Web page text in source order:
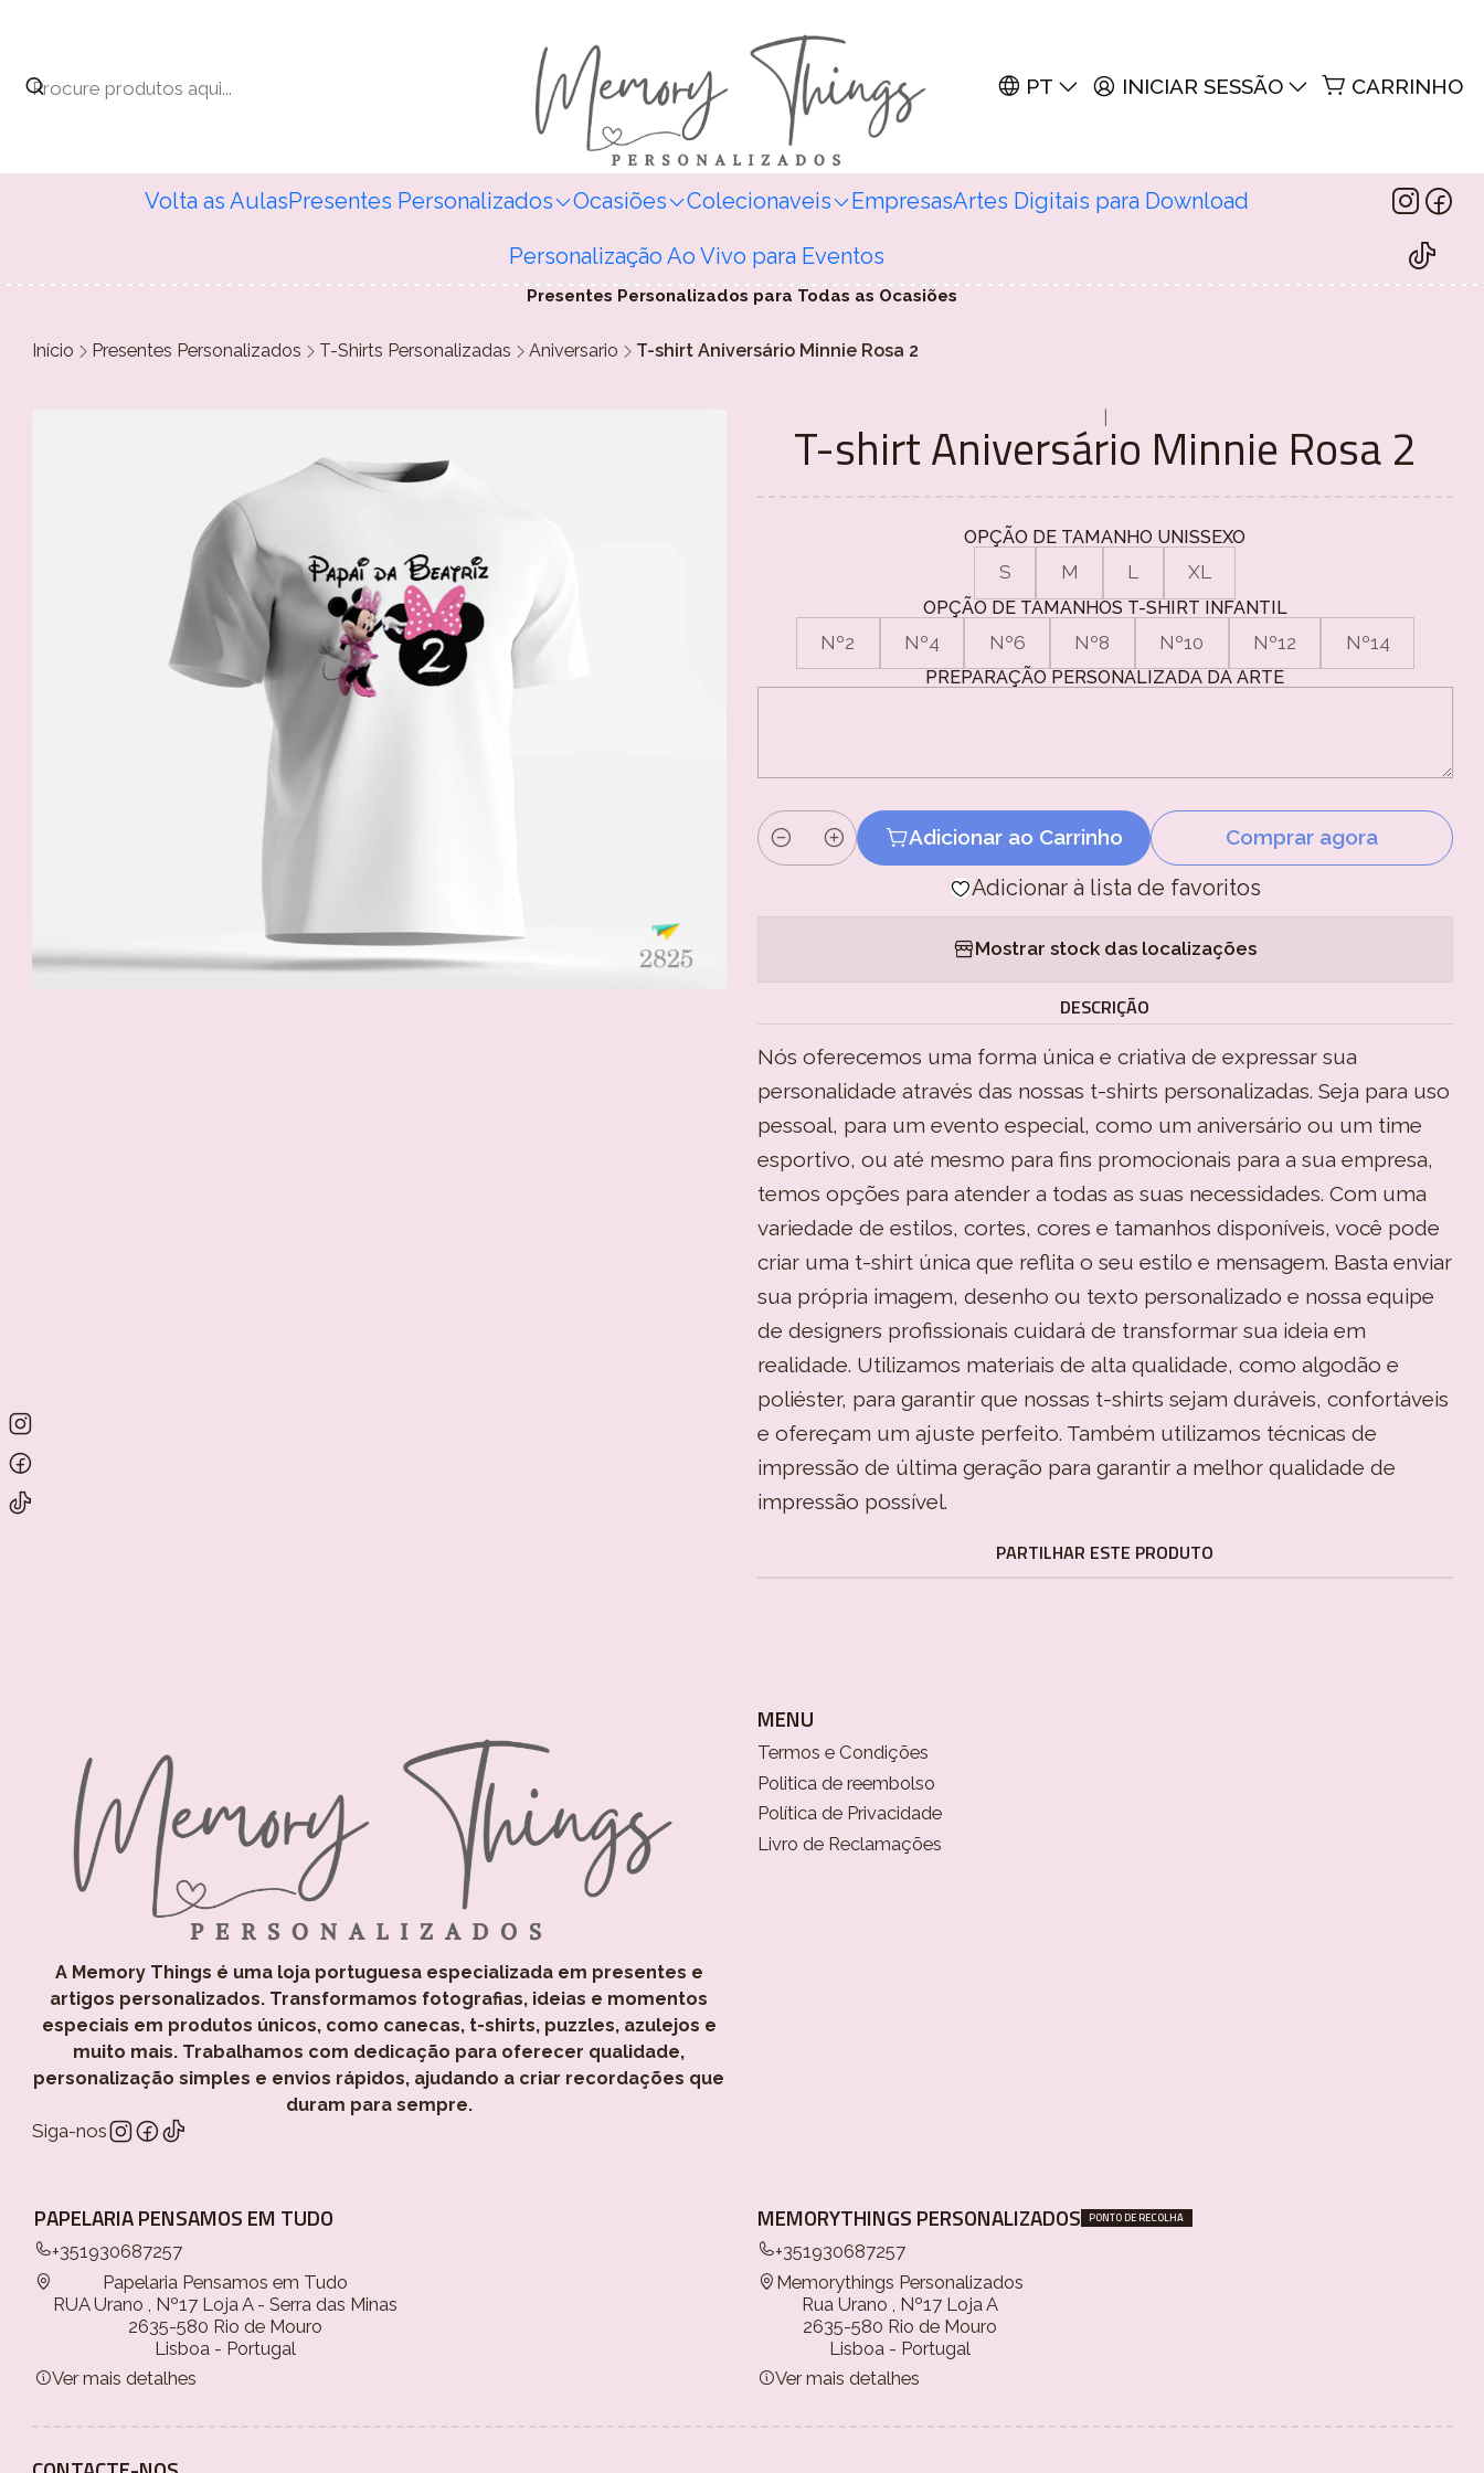
PT INICIAR SESSÃO CARRINHO
Volta as AulasPresentes Personalizados Ocasiões Colecionaveis EmpresasArtes Digitais para Download
Personalização Ao Vivo para Eventos
Presentes Personalizados para Todas as Ocasiões
Início Presentes Personalizados T-Shirts Personalizadas Aniversario T-shirt Aniversário Minnie Rosa 2
T-shirt Aniversário Minnie Rosa 2
OPÇÃO DE TAMANHO UNISSEXO
S M L XL
OPÇÃO DE TAMANHOS T-SHIRT INFANTIL
Nº2 Nº4 Nº6 Nº8 Nº10 Nº12 Nº14
PREPARAÇÃO PERSONALIZADA DA ARTE
Quantidade
Adicionar ao Carrinho Comprar agora
Adicionar à lista de favoritos
Mostrar stock das localizações
DESCRIÇÃO
Nós oferecemos uma forma única e criativa de expressar sua
personalidade através das nossas t-shirts personalizadas. Seja para uso
pessoal, para um evento especial, como um aniversário ou um time
esportivo, ou até mesmo para fins promocionais para a sua empresa,
temos opções para atender a todas as suas necessidades. Com uma
variedade de estilos, cortes, cores e tamanhos disponíveis, você pode
criar uma t-shirt única que reflita o seu estilo e mensagem. Basta enviar
sua própria imagem, desenho ou texto personalizado e nossa equipe
de designers profissionais cuidará de transformar sua ideia em
realidade. Utilizamos materiais de alta qualidade, como algodão e
poliéster, para garantir que nossas t-shirts sejam duráveis, confortáveis
​​e ofereçam um ajuste perfeito. Também utilizamos técnicas de
impressão de última geração para garantir a melhor qualidade de
impressão possível.
PARTILHAR ESTE PRODUTO
A Memory Things é uma loja portuguesa especializada em presentes e
artigos personalizados. Transformamos fotografias, ideias e momentos
especiais em produtos únicos, como canecas, t-shirts, puzzles, azulejos e
muito mais. Trabalhamos com dedicação para oferecer qualidade,
personalização simples e envios rápidos, ajudando a criar recordações que
duram para sempre.
Siga-nos
MENU
Termos e Condições
Politica de reembolso
Política de Privacidade
Livro de Reclamações
PAPELARIA PENSAMOS EM TUDO
+351930687257
Papelaria Pensamos em Tudo
RUA Urano , Nº17 Loja A - Serra das Minas
2635-580 Rio de Mouro
Lisboa - Portugal
Ver mais detalhes
MEMORYTHINGS PERSONALIZADOS PONTO DE RECOLHA
+351930687257
Memorythings Personalizados
Rua Urano , Nº17 Loja A
2635-580 Rio de Mouro
Lisboa - Portugal
Ver mais detalhes